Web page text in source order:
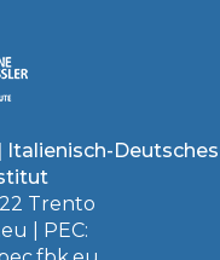
Deutsches
Trento
| PEC: